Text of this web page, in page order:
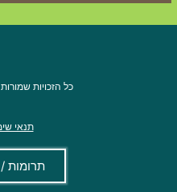
כל הזכויות שמורות © 2026 ליד
תנאי
תרומות / Donate